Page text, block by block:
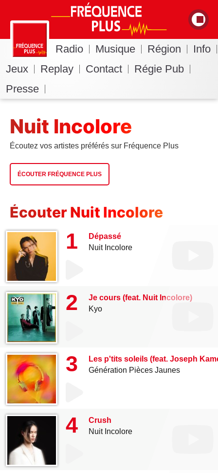
Radio Musique Région
Info
Jeux
Replay Contact
Régie Pub
Presse
Nuit Incolore
Écoutez vos artistes préférés sur Fréquence Plus
ÉCOUTER FRÉQUENCE PLUS
Écouter Nuit Incolore
1
Dépassé
Nuit Incolore
2
Je cours (feat. Nuit Incolore)
Kyo
3
Les p'tits soleils (feat. Joseph
Génération Pièces Jaunes
4
Crush
Nuit Incolore